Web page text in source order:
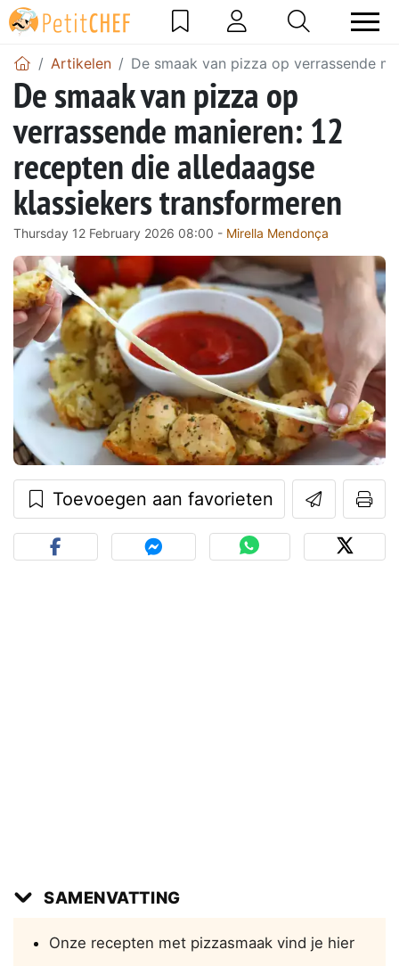
Artikelen De smaak van pizza op verrassende
De smaak van pizza op
verrassende manieren: 12
recepten die alledaagse
klassiekers transformeren
Thursday 12 February 2026 08:00 - Mirella Mendonça
Toevoegen aan favorieten
SAMENVATTING
Onze recepten met pizzasmaak vind je hier